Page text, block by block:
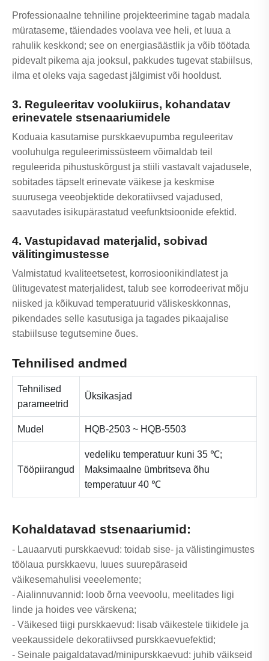
Professionaalne tehniline projekteerimine tagab madala
mürataseme, täiendades voolava vee heli, et luua a
rahulik keskkond; see on energiasäästlik ja võib töötada
pidevalt pikema aja jooksul, pakkudes tugevat stabiilsus,
ilma et oleks vaja sagedast jälgimist või hooldust.
3. Reguleeritav voolukiirus, kohandatav
erinevatele stsenaariumidele
Koduaia kasutamise purskkaevupumba reguleeritav
vooluhulga reguleerimissüsteem võimaldab teil
reguleerida pihustuskõrgust ja stiili vastavalt vajadusele,
sobitades täpselt erinevate väikese ja keskmise
suurusega veeobjektide dekoratiivsed vajadused,
saavutades isikupärastatud veefunktsioonide efektid.
4. Vastupidavad materjalid, sobivad
välitingimustesse
Valmistatud kvaliteetsetest, korrosioonikindlatest ja
ülitugevatest materjalidest, talub see korrodeerivat mõju
niisked ja kõikuvad temperatuurid väliskeskkonnas,
pikendades selle kasutusiga ja tagades pikaajalise
stabiilsuse tegutsemine õues.
Tehnilised andmed
Tehnilised
parameetrid
Üksikasjad
Mudel HQB-2503 ~ HQB-5503
Tööpiirangud
vedeliku temperatuur kuni 35 ℃;
Maksimaalne ümbritseva õhu
temperatuur 40 ℃
Kohaldatavad stsenaariumid:
- Lauaarvuti purskkaevud: toidab sise- ja välistingimustes
töölaua purskkaevu, luues suurepäraseid
väikesemahulisi veeelemente;
- Aialinnuvannid: loob õrna veevoolu, meelitades ligi
linde ja hoides vee värskena;
- Väikesed tiigi purskkaevud: lisab väikestele tiikidele ja
veekaussidele dekoratiivsed purskkaevuefektid;
- Seinale paigaldatavad/minipurskkaevud: juhib väikseid